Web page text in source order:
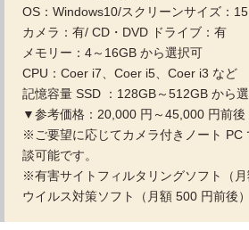
OS：Windows10/スクリーンサイズ：
カメラ：有/ CD・DVD ドライブ：有
メモリー：4～16GB から選択可
CPU：Coer i7、Coer i5、Coer i3 など
記憶容量 SSD ：128GB～512GB から
▼参考価格：20,000 円～45,000 円前後
※ご要望に応じてカメラ付きノート PC
談可能です。
※有害サイトフィルタリングソフト（
ウイルス対策ソフト（月額 500 円前後